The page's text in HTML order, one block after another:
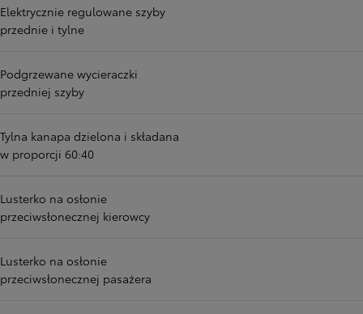
Elektrycznie regulowane szyby
przednie i tylne
Podgrzewane wycieraczki
przedniej szyby
Tylna kanapa dzielona i składana
w proporcji 60:40
Lusterko na osłonie
przeciwsłonecznej kierowcy
Lusterko na osłonie
przeciwsłonecznej pasażera